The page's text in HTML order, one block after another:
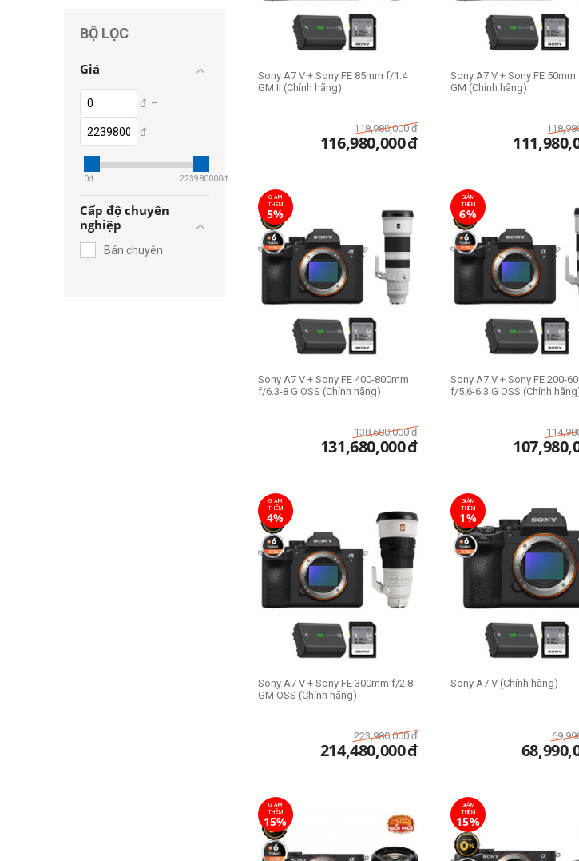
BỘ LỌC
Giá
đ –
đ
0đ 223980000đ
Cấp độ chuyên
nghiệp
Bán chuyên
Sony A7 V + Sony FE 85mm f/1.4
GM II (Chính hãng)
118,980,000 đ
116,980,000đ
Sony A7 V + Sony FE
GM (Chính hãng)
GIẢM
THÊM
5%
Sony A7 V + Sony FE 400-800mm
f/6.3-8 G OSS (Chính hãng)
138,680,000 đ
131,680,000đ
GIẢM
THÊM
6%
Sony A7 V + Sony FE 200-
f/5.6-6.3 G OSS (Chính
GIẢM
THÊM
4%
Sony A7 V + Sony FE 300mm f/2.8
GM OSS (Chính hãng)
223,980,000 đ
214,480,000đ
GIẢM
THÊM
1%
Sony A7 V (Chính hãng)
GIẢM
THÊM
15%
GIẢM
THÊM
15%